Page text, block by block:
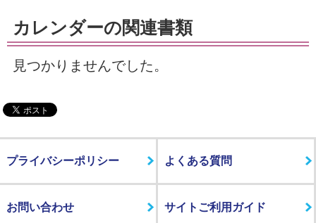
カレンダーの関連書類
見つかりませんでした。
プライバシーポリシー よくある質問
お問い合わせ サイトご利用ガイド